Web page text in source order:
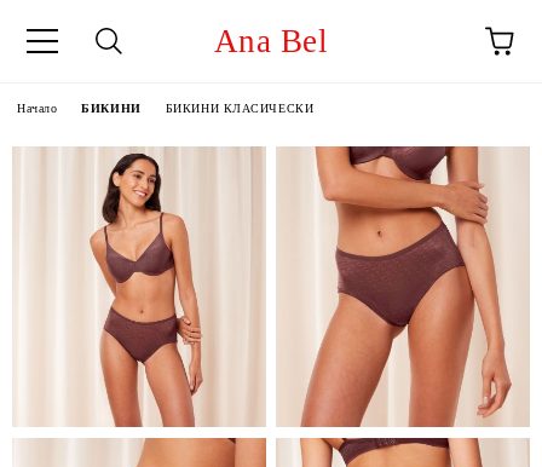
Ana Bel
Начало БИКИНИ БИКИНИ КЛАСИЧЕСКИ